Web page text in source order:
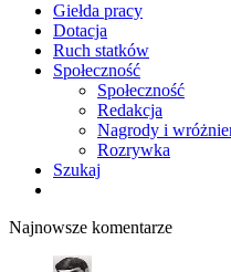
Giełda pracy
Dotacja
Ruch statków
Społeczność
Społeczność
Redakcja
Nagrody i
Rozrywka
Szukaj
Najnowsze komentarze